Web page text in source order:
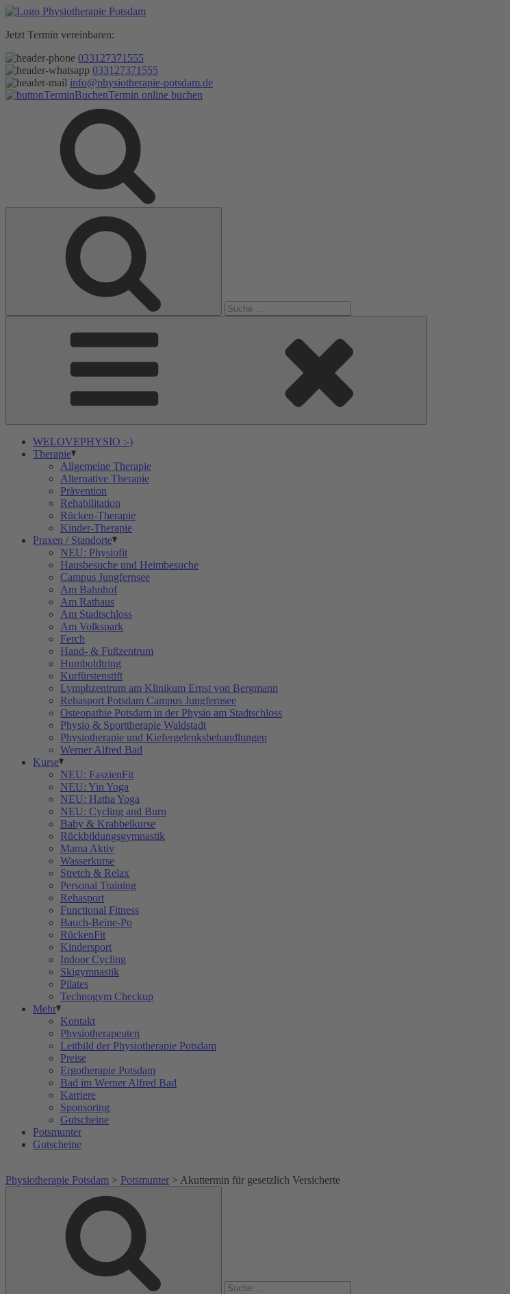
Zum
springen
Jetzt Termin vereinbaren:
033127371555
033127371555
info@physiotherapie-potsdam.de
Termin online buchen
WELOVEPHYSIO :-)
Therapie
Allgemeine Therapie
Alternative Therapie
Prävention
Rehabilitation
Rücken-Therapie
Kinder-Therapie
Praxen / Standorte
NEU: Physiofit
Hausbesuche und Heimbesuche
Campus Jungfernsee
Am Bahnhof
Am Rathaus
Am Stadtschloss
Am Volkspark
Ferch
Hand- & Fußzentrum
Humboldtring
Kurfürstenstift
Lymphzentrum am Klinikum Ernst von Bergmann
Rehasport Potsdam Campus Jungfernsee
Osteopathie Potsdam in der Physio am Stadtschloss
Physio & Sporttherapie Waldstadt
Physiotherapie und Kiefergelenksbehandlungen
Werner Alfred Bad
Kurse
NEU: FaszienFit
NEU: Yin Yoga
NEU: Hatha Yoga
NEU: Cycling and Burn
Baby & Krabbelkurse
Rückbildungsgymnastik
Mama Aktiv
Wasserkurse
Stretch & Relax
Personal Training
Rehasport
Functional Fitness
Bauch-Beine-Po
RückenFit
Kindersport
Indoor Cycling
Skigymnastik
Pilates
Technogym Checkup
Mehr
Kontakt
Physiotherapeuten
Leitbild der Physiotherapie Potsdam
Preise
Ergotherapie Potsdam
Bad im Werner Alfred Bad
Karriere
Sponsoring
Gutscheine
Potsmunter
Gutscheine
Physiotherapie Potsdam > Potsmunter > Akuttermin für gesetzlich Versicherte